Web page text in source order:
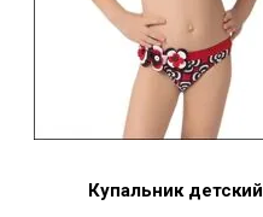
Купальник детский